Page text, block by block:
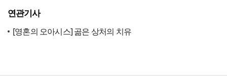
연관기사
[영혼의 오아시스] 곪은 상처의 치유